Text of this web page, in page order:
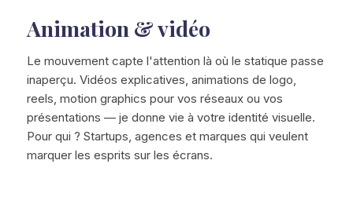
Animation & vidéo
Le mouvement capte l'attention là où le statique passe
inaperçu. Vidéos explicatives, animations de logo,
reels, motion graphics pour vos réseaux ou vos
présentations — je donne vie à votre identité visuelle.
Pour qui ? Startups, agences et marques qui veulent
marquer les esprits sur les écrans.